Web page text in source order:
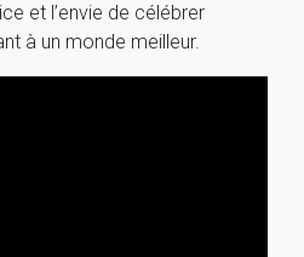
et l’envie de célébrer
à un monde meilleur.